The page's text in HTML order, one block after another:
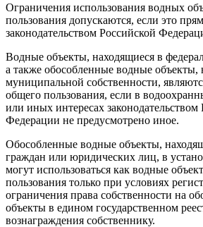
Ограничения использования водных
пользования допускаются, если это
законодательством Российской
Водные объекты, находящиеся в
а также обособленные водные объекты,
муниципальной собственности,
общего пользования, если в
или иных интересах законодательством
Федерации не предусмотрено иное.
Обособленные водные объекты,
граждан или юридических лиц, в
могут использоваться как водные
пользования только при условиях
ограничения права собственности на
объекты в едином государственном
вознаграждения собственнику.